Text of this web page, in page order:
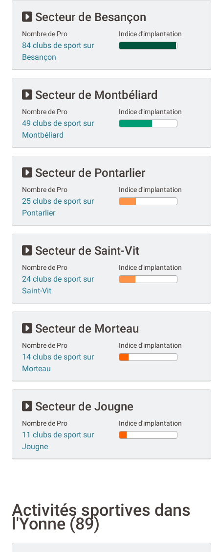
Secteur de Besançon
Nombre de Pro
84 clubs de sport sur
Besançon
Indice d'implantation
Secteur de Montbéliard
Nombre de Pro
49 clubs de sport sur
Montbéliard
Indice d'implantation
Secteur de Pontarlier
Nombre de Pro
25 clubs de sport sur
Pontarlier
Indice d'implantation
Secteur de Saint-Vit
Nombre de Pro
24 clubs de sport sur
Saint-Vit
Indice d'implantation
Secteur de Morteau
Nombre de Pro
14 clubs de sport sur
Morteau
Indice d'implantation
Secteur de Jougne
Nombre de Pro
11 clubs de sport sur
Jougne
Indice d'implantation
Activités sportives dans
l'Yonne (89)